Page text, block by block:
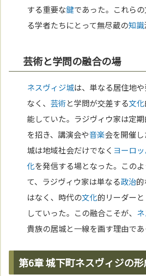
する重要な鍵であった。これら
る学者たちにとって無尽蔵の知識
芸術と学問の融合の場
ネスヴィジ城は、単なる居住地
なく、芸術と学問が交差する文化
能していた。ラジヴィウ家は定
を招き、講演会や音楽会を開催し
城は地域社会だけでなく ヨーロ
化を発信する場となった。この
て、ラジヴィウ家は単なる政治
はなく、時代の文化的リーダー
していった。この融合こそが、
貴族の居城と一線を画す理由であ
第6章 城下町ネスヴィジの